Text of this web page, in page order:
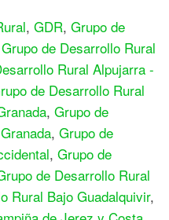
, GDR, Grupo de
Grupo de Desarrollo Rural
Rural Alpujarra -
de Desarrollo Rural
, Grupo de
, Grupo de
, Grupo de
de Desarrollo Rural
Rural Bajo Guadalquivir,